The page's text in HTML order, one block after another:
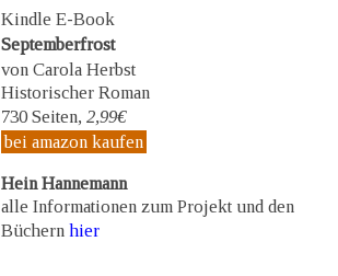
Kindle E-Book
Septemberfrost
von Carola Herbst
Historischer Roman
730 Seiten, 2,99€
bei amazon kaufen
Hein Hannemann
alle Informationen zum Projekt und den
Büchern hier